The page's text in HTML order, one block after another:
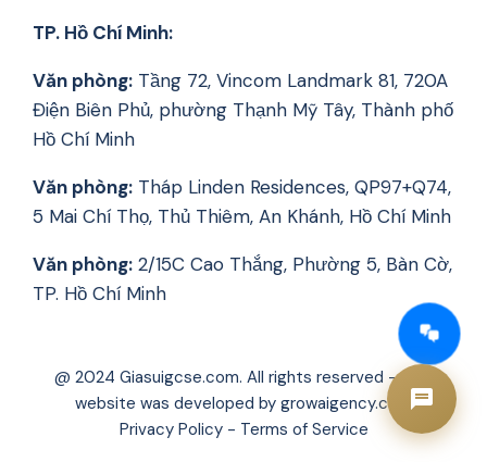
TP. Hồ Chí Minh:
Văn phòng: Tầng 72, Vincom Landmark 81, 720A
Điện Biên Phủ, phường Thạnh Mỹ Tây, Thành phố
Hồ Chí Minh
Văn phòng: Tháp Linden Residences, QP97+Q74,
5 Mai Chí Thọ, Thủ Thiêm, An Khánh, Hồ Chí Minh
Văn phòng: 2/15C Cao Thắng, Phường 5, Bàn Cờ,
TP. Hồ Chí Minh
@ 2024 Giasuigcse.com. All rights reserved – The
website was developed by growaigency.com
Privacy Policy - Terms of Service